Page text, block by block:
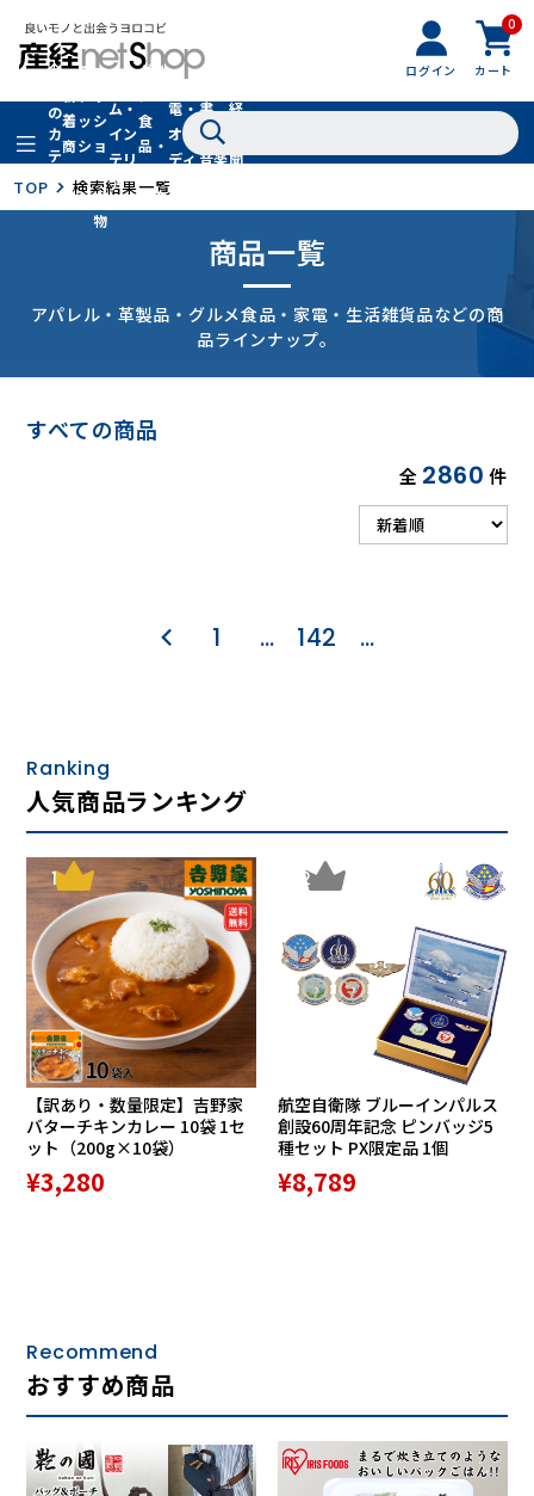
ログイン
0
カート
全
の
カ
テ
リ
着
商
品
フ
ッ
シ
ョ
ン
フ
ァ
シ
ョ
ン
小
物
ム・
イン
テリ
ア
グル
食
品・
ドリ
ンク
家
電・
オー
ディ
オ
書
籍・
音楽
経
聞
TOP 検索結果一覧
商品一覧
アパレル・革製品・グルメ食品・家電・生活雑貨品などの商
品ラインナップ。
すべての商品
全 2860 件
1 … 142 …
Ranking
人気商品ランキング
1
【訳あり・数量限定】吉野家
バターチキンカレー 10袋 1セ
ット（200g×10袋）
¥3,280
2
航空自衛隊 ブルーインパルス
創設60周年記念 ピンバッジ5
種セット PX限定品 1個
¥8,789
Recommend
おすすめ商品